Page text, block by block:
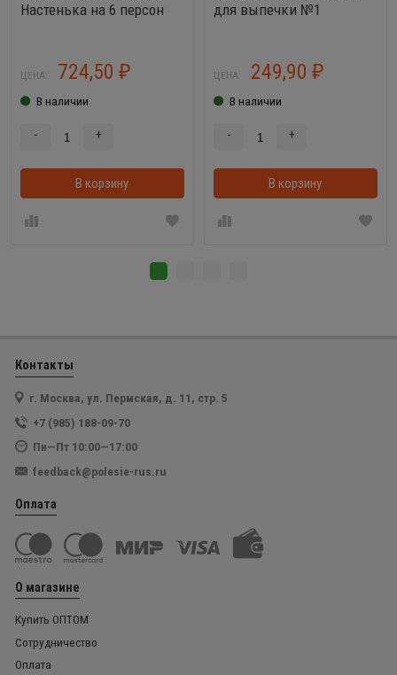
Настенька на 6 персон
ЦЕНА: 724,50 ₽
В наличии
- +
В корзину В корзинке
для выпечки №1
ЦЕНА: 249,90 ₽
В наличии
- +
В корзину
Контакты
г. Москва, ул. Пермская, д. 11, стр. 5
+7 (985) 188-09-70
Пн—Пт 10:00—17:00
feedback@polesie-rus.ru
Оплата
О магазине
Купить ОПТОМ
Сотрудничество
Оплата